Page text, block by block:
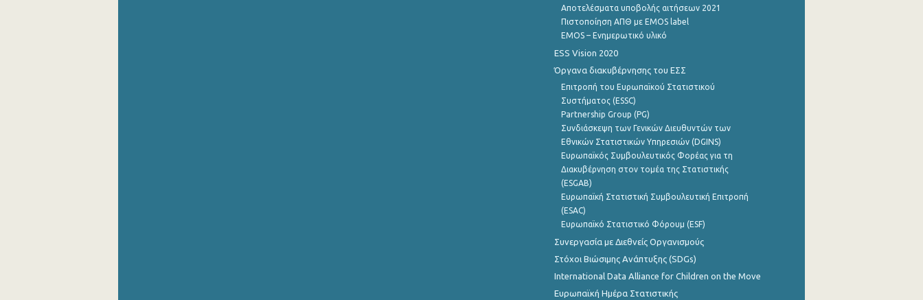
Αποτελέσματα υποβολής αιτήσεων 2021
Πιστοποίηση ΑΠΘ με EMOS label
EMOS – Ενημερωτικό υλικό
ESS Vision 2020
Όργανα διακυβέρνησης του ΕΣΣ
Επιτροπή του Ευρωπαϊκού Στατιστικού
Συστήματος (ESSC)
Partnership Group (PG)
Συνδιάσκεψη των Γενικών Διευθυντών των
Εθνικών Στατιστικών Υπηρεσιών (DGINS)
Ευρωπαϊκός Συμβουλευτικός Φορέας για τη
Διακυβέρνηση στον τομέα της Στατιστικής
(ESGAB)
Ευρωπαϊκή Στατιστική Συμβουλευτική Επιτροπή
(ESAC)
Ευρωπαϊκό Στατιστικό Φόρουμ (ESF)
Συνεργασία με Διεθνείς Οργανισμούς
Στόχοι Βιώσιμης Ανάπτυξης (SDGs)
International Data Alliance for Children on the Move
Ευρωπαϊκή Ημέρα Στατιστικής